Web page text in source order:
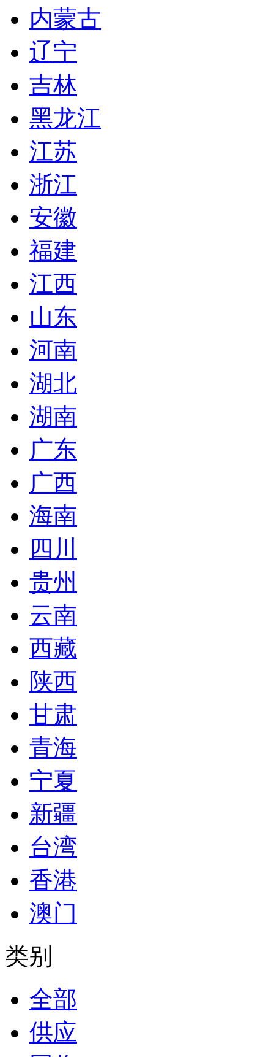
内蒙古
辽宁
吉林
黑龙江
江苏
浙江
安徽
福建
江西
山东
河南
湖北
湖南
广东
广西
海南
四川
贵州
云南
西藏
陕西
甘肃
青海
宁夏
新疆
台湾
香港
澳门
类别
全部
供应